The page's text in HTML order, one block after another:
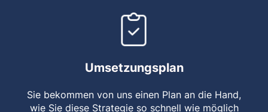
Umsetzungsplan
Sie bekommen von uns einen Plan an die Hand,
wie Sie diese Strategie so schnell wie möglich